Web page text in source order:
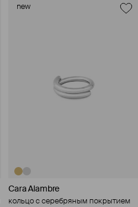
new
Cara Alambre
кольцо с серебряным покрытием